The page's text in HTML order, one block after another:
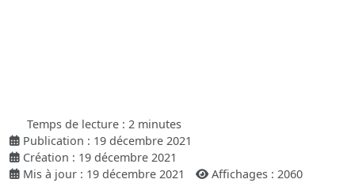
Temps de lecture : 2 minutes
Publication : 19 décembre 2021
Création : 19 décembre 2021
Mis à jour : 19 décembre 2021
Affichages : 2060